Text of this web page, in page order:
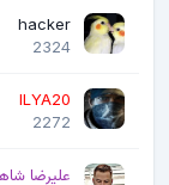
hacker
2324
ILYA20
2272
علیرضا